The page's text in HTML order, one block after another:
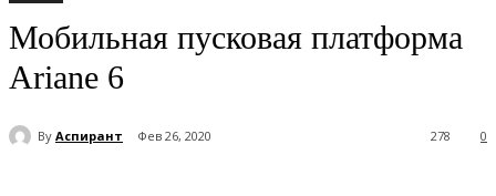
Мобильная пусковая платформа
Ariane 6
By Аспирант Фев 26, 2020 0
278